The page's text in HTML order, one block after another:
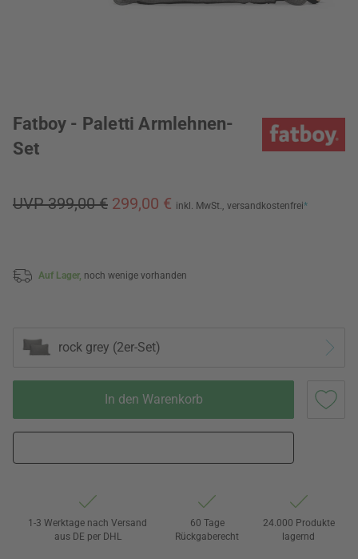
Fatboy - Paletti Armlehnen-
Set
UVP 399,00 € 299,00 € inkl. MwSt., versandkostenfrei*
Auf Lager, noch wenige vorhanden
rock grey (2er-Set)
In den Warenkorb
1-3 Werktage nach Versand
aus DE per DHL
60 Tage
Rückgaberecht
24.000 Produkte
lagernd